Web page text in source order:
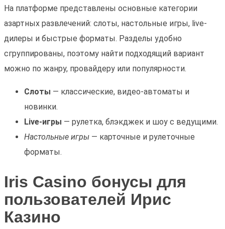
На платформе представлены основные категории
азартных развлечений: слоты, настольные игры, live-
дилеры и быстрые форматы. Разделы удобно
сгруппированы, поэтому найти подходящий вариант
можно по жанру, провайдеру или популярности.
Слоты — классические, видео-автоматы и
новинки.
Live-игры — рулетка, блэкджек и шоу с ведущими.
Настольные игры — карточные и рулеточные
форматы.
Iris Casino бонусы для
пользователей Ирис
Казино